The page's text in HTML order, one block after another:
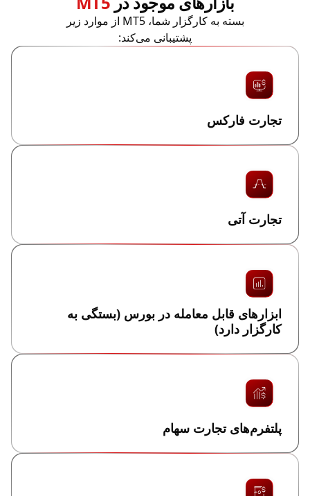
بسته به کارگزار شما، MT5 از موارد زیر
پشتیبانی می‌کند:
تجارت فارکس
تجارت آتی
ابزارهای قابل معامله در بورس (بستگی به
کارگزار دارد)
پلتفرم‌های تجارت سهام